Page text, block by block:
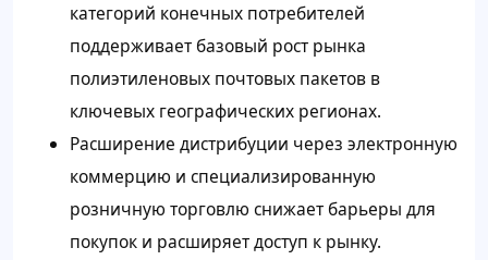
категорий конечных потребителей
поддерживает базовый рост рынка
полиэтиленовых почтовых пакетов в
ключевых географических регионах.
Расширение дистрибуции через электронную
коммерцию и специализированную
розничную торговлю снижает барьеры для
покупок и расширяет доступ к рынку.